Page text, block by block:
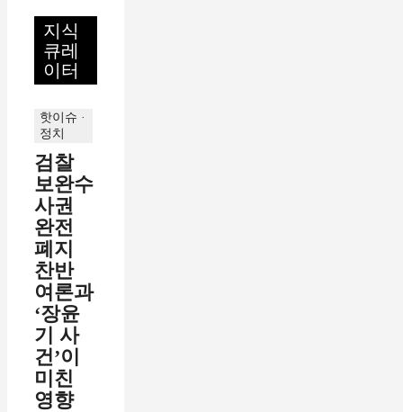
지식
큐레
이터
핫이슈 ·
정치
검찰
보완수
사권
완전
폐지
찬반
여론과
‘장윤
기 사
건’이
미친
영향